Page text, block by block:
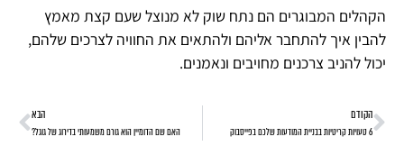
הקהלים המבוגרים הם נתח שוק לא מנוצל שעם קצת מאמץ
להבין איך להתחבר אליהם ולהתאים את החוויה לצרכים שלהם,
יכול להניב צרכנים מחויבים ונאמנים.
הקודם
6 טעויות קריטיות בבניית המודעות שלכם בפייסבוק
הבא
האם שם הדומיין הוא גורם משמעותי בדירוג של גוגל?